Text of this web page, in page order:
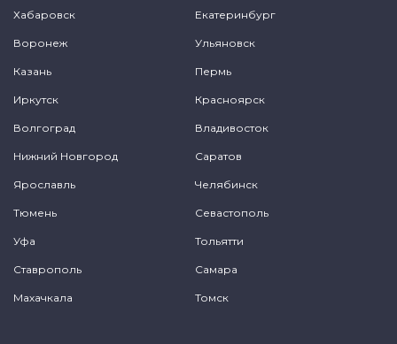
Хабаровск Екатеринбург
Воронеж Ульяновск
Казань Пермь
Иркутск Красноярск
Волгоград Владивосток
Нижний Новгород Саратов
Ярославль Челябинск
Тюмень Севастополь
Уфа Тольятти
Ставрополь Самара
Махачкала Томск